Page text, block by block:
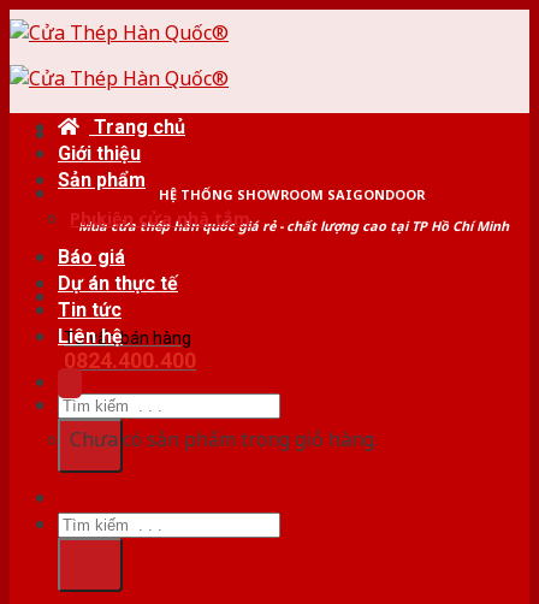
Skip
content
HỆ THỐNG SHOWROOM SAIGONDOOR
Mua cửa thép hàn quốc giá rẻ - chất lượng cao tại TP Hồ Chí Minh
Tư vấn bán hàng
0824.400.400
Tìm
kiếm:
Trang chủ
Giới thiệu
Sản phẩm
Phụ kiện cửa nhà tắm
Báo giá
Dự án thực tế
Tin tức
Liên hệ
Chưa có sản phẩm trong giỏ hàng.
Tìm
kiếm: